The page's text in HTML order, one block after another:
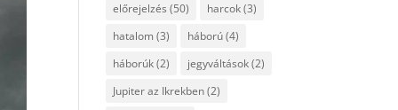
előrejelzés (50) harcok(3)
hatalom (3) háború(4)
háborúk(2) jegyváltások(2)
Jupiter az Ikrekben(2)